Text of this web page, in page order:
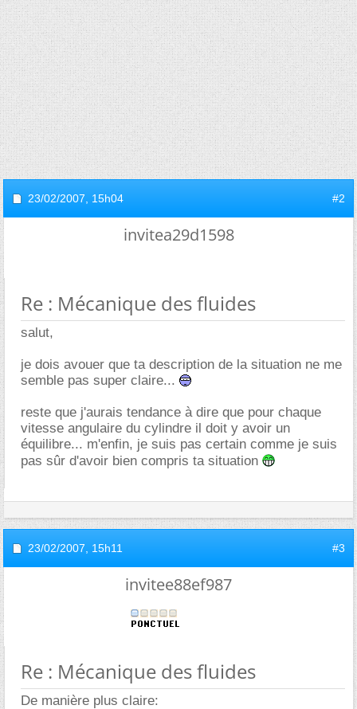
23/02/2007, 15h04 #2
invitea29d1598
Re : Mécanique des fluides
salut,
je dois avouer que ta description de la situation ne me
semble pas super claire...
reste que j'aurais tendance à dire que pour chaque
vitesse angulaire du cylindre il doit y avoir un
équilibre... m'enfin, je suis pas certain comme je suis
pas sûr d'avoir bien compris ta situation
23/02/2007, 15h11 #3
invitee88ef987
Re : Mécanique des fluides
De manière plus claire: